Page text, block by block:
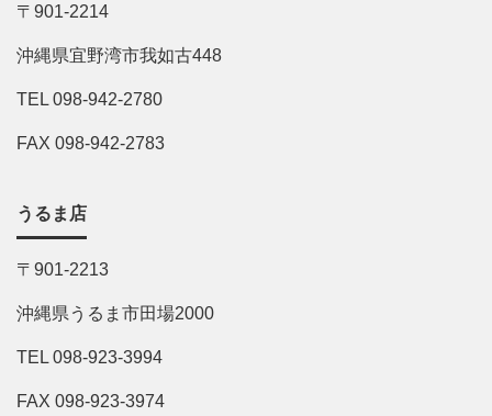
〒901-2214
沖縄県宜野湾市我如古448
TEL 098-942-2780
FAX 098-942-2783
うるま店
〒901-2213
沖縄県うるま市田場2000
TEL 098-923-3994
FAX 098-923-3974